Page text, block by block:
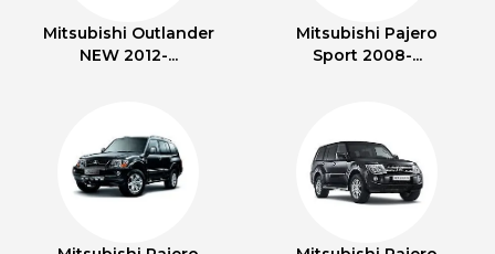
Mitsubishi Outlander
NEW 2012-...
Mitsubishi Pajero
Sport 2008-...